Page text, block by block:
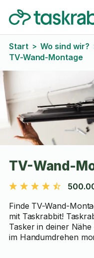
Start > Wo sind wir?
TV-Wand-Montage
TV-Wand-
Finde TV-Wand-
mit Taskrabbit!
Tasker in deiner
im Handumdrehen